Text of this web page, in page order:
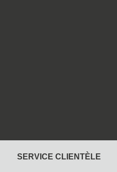
(11)
SERVICE CLIENTÈLE